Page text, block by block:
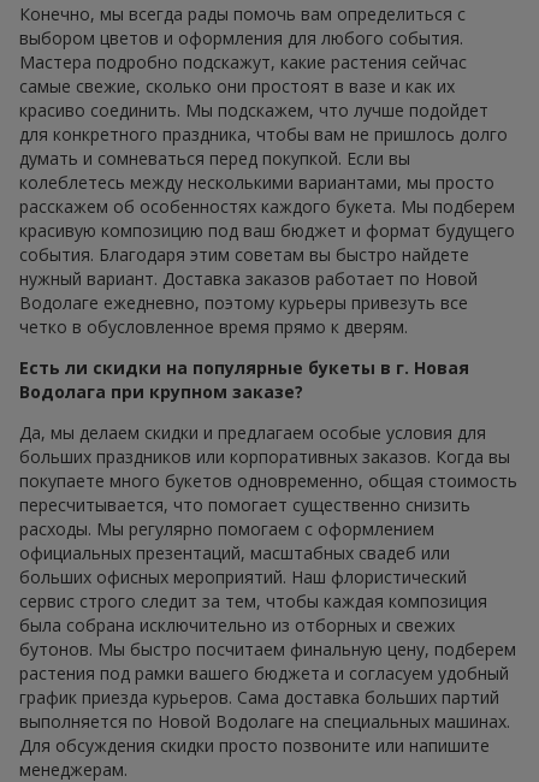
Конечно, мы всегда рады помочь вам определиться с
выбором цветов и оформления для любого события.
Мастера подробно подскажут, какие растения сейчас
самые свежие, сколько они простоят в вазе и как их
красиво соединить. Мы подскажем, что лучше подойдет
для конкретного праздника, чтобы вам не пришлось долго
думать и сомневаться перед покупкой. Если вы
колеблетесь между несколькими вариантами, мы просто
расскажем об особенностях каждого букета. Мы подберем
красивую композицию под ваш бюджет и формат будущего
события. Благодаря этим советам вы быстро найдете
нужный вариант. Доставка заказов работает по Новой
Водолаге ежедневно, поэтому курьеры привезуть все
четко в обусловленное время прямо к дверям.
Есть ли скидки на популярные букеты в г. Новая
Водолага при крупном заказе?
Да, мы делаем скидки и предлагаем особые условия для
больших праздников или корпоративных заказов. Когда вы
покупаете много букетов одновременно, общая стоимость
пересчитывается, что помогает существенно снизить
расходы. Мы регулярно помогаем с оформлением
официальных презентаций, масштабных свадеб или
больших офисных мероприятий. Наш флористический
сервис строго следит за тем, чтобы каждая композиция
была собрана исключительно из отборных и свежих
бутонов. Мы быстро посчитаем финальную цену, подберем
растения под рамки вашего бюджета и согласуем удобный
график приезда курьеров. Сама доставка больших партий
выполняется по Новой Водолаге на специальных машинах.
Для обсуждения скидки просто позвоните или напишите
менеджерам.